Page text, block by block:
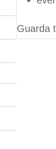
Guarda